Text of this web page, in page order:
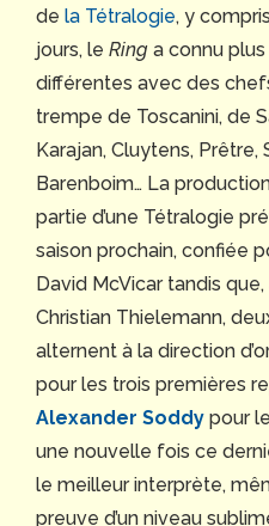
de la Tétralogie, y
jours, le Ring a connu
différentes avec des
trempe de Toscanini, de
Karajan, Cluytens, Prêtre,
Barenboim… La
partie d’une Tétralogie
saison prochain, confiée
David McVicar tandis
Christian Thielemann,
alternent à la direction
pour les trois premières
Alexander Soddy pour
une nouvelle fois ce
le meilleur interprète,
preuve d’un niveau